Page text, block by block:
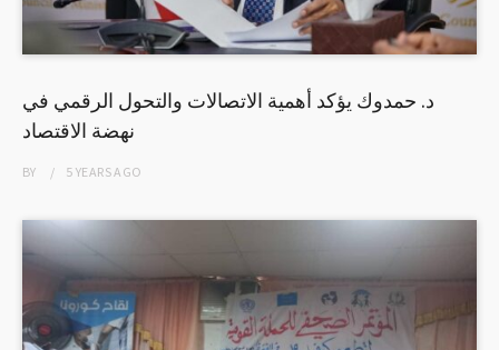
د. حمدوك يؤكد أهمية الاتصالات والتحول الرقمي في
نهضة الاقتصاد
BY 5 YEARSAGO